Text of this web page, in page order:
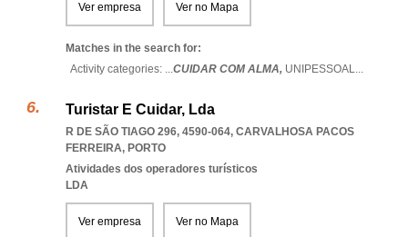
Ver empresa Ver no Mapa
Matches in the search for:
Activity categories: ...CUIDAR COM ALMA, UNIPESSOAL...
Turistar E Cuidar, Lda
R DE SÃO TIAGO 296, 4590-064, CARVALHOSA PACOS
FERREIRA, PORTO
Atividades dos operadores turísticos
LDA
Ver empresa Ver no Mapa